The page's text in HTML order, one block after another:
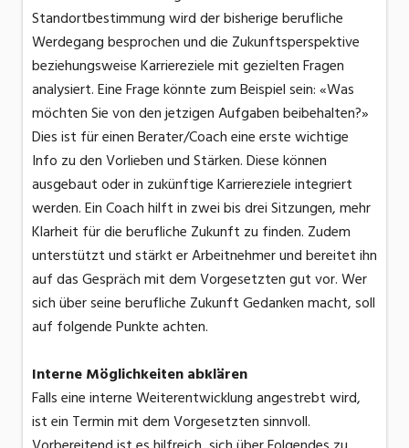
Standortbestimmung wird der bisherige berufliche
Werdegang besprochen und die Zukunftsperspektive
beziehungsweise Karriereziele mit gezielten Fragen
analysiert. Eine Frage könnte zum Beispiel sein: «Was
möchten Sie von den jetzigen Aufgaben beibehalten?»
Dies ist für einen Berater/Coach eine erste wichtige
Info zu den Vorlieben und Stärken. Diese können
ausgebaut oder in zukünftige Karriereziele integriert
werden. Ein Coach hilft in zwei bis drei Sitzungen, mehr
Klarheit für die berufliche Zukunft zu finden. Zudem
unterstützt und stärkt er Arbeitnehmer und bereitet ihn
auf das Gespräch mit dem Vorgesetzten gut vor. Wer
sich über seine berufliche Zukunft Gedanken macht, soll
auf folgende Punkte achten.
Interne Möglichkeiten abklären
Falls eine interne Weiterentwicklung angestrebt wird,
ist ein Termin mit dem Vorgesetzten sinnvoll.